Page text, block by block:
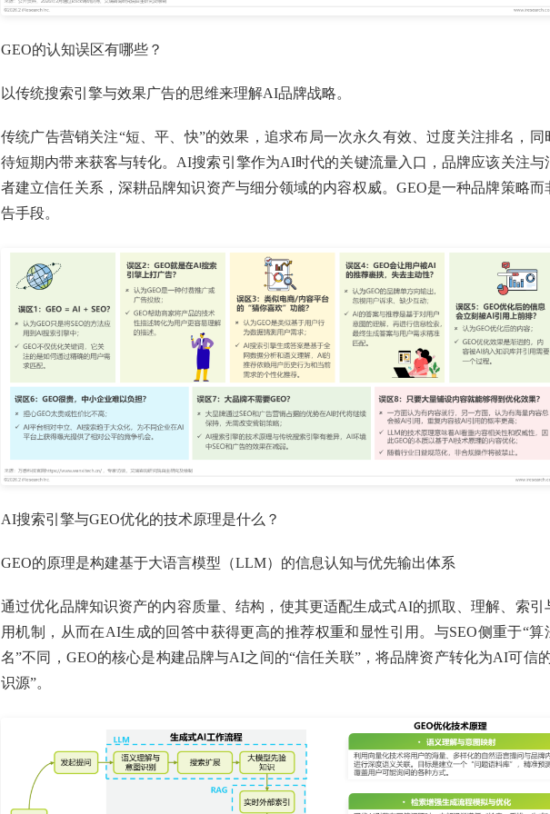
GEO的认知误区有哪些？
以传统搜索引擎与效果广告的思维来理解AI品牌战略。
传统广告营销关注“短、平、快”的效果，追求布局一次永久有效、过度关注排名，同
待短期内带来获客与转化。AI搜索引擎作为AI时代的关键流量入口，品牌应该关注与
者建立信任关系，深耕品牌知识资产与细分领域的内容权威。GEO是一种品牌策略而
告手段。
AI搜索引擎与GEO优化的技术原理是什么？
GEO的原理是构建基于大语言模型（LLM）的信息认知与优先输出体系
通过优化品牌知识资产的内容质量、结构，使其更适配生成式AI的抓取、理解、索引
用机制，从而在AI生成的回答中获得更高的推荐权重和显性引用。与SEO侧重于“算
名”不同，GEO的核心是构建品牌与AI之间的“信任关联”，将品牌资产转化为AI可信
识源”。